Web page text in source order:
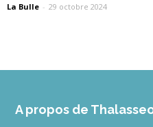
La Bulle - 29 octobre 2024
A propos de